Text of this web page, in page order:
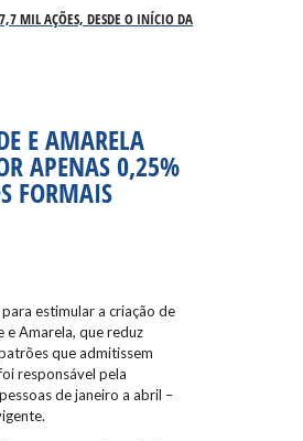
MIL AÇÕES, DESDE O INÍCIO DA
E AMARELA
APENAS 0,25%
FORMAIS
estimular a criação de
e Amarela, que reduz
que admitissem
responsável pela
de janeiro a abril –